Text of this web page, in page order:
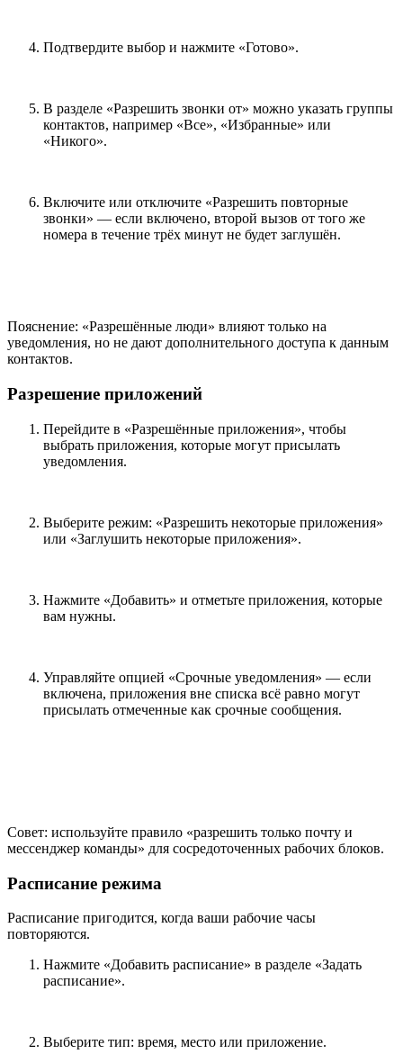
Подтвердите выбор и нажмите «Готово».
В разделе «Разрешить звонки от» можно указать группы
контактов, например «Все», «Избранные» или
«Никого».
Включите или отключите «Разрешить повторные
звонки» — если включено, второй вызов от того же
номера в течение трёх минут не будет заглушён.
Пояснение: «Разрешённые люди» влияют только на
уведомления, но не дают дополнительного доступа к данным
контактов.
Разрешение приложений
Перейдите в «Разрешённые приложения», чтобы
выбрать приложения, которые могут присылать
уведомления.
Выберите режим: «Разрешить некоторые приложения»
или «Заглушить некоторые приложения».
Нажмите «Добавить» и отметьте приложения, которые
вам нужны.
Управляйте опцией «Срочные уведомления» — если
включена, приложения вне списка всё равно могут
присылать отмеченные как срочные сообщения.
Совет: используйте правило «разрешить только почту и
мессенджер команды» для сосредоточенных рабочих блоков.
Расписание режима
Расписание пригодится, когда ваши рабочие часы
повторяются.
Нажмите «Добавить расписание» в разделе «Задать
расписание».
Выберите тип: время, место или приложение.